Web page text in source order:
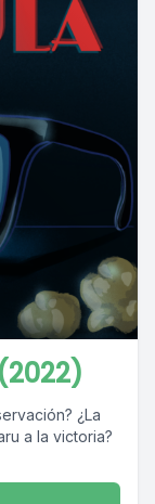
¿La
a la victoria?